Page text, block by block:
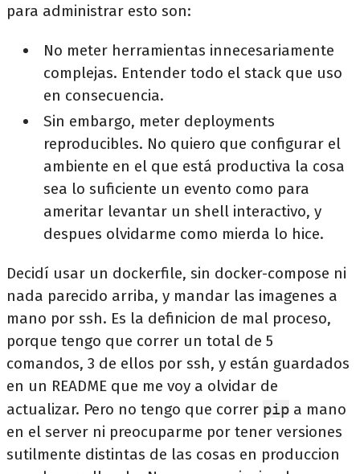
para administrar esto son:
No meter herramientas innecesariamente
complejas. Entender todo el stack que uso
en consecuencia.
Sin embargo, meter deployments
reproducibles. No quiero que configurar el
ambiente en el que está productiva la cosa
sea lo suficiente un evento como para
ameritar levantar un shell interactivo, y
despues olvidarme como mierda lo hice.
Decidí usar un dockerfile, sin docker-compose ni
nada parecido arriba, y mandar las imagenes a
mano por ssh. Es la definicion de mal proceso,
porque tengo que correr un total de 5
comandos, 3 de ellos por ssh, y están guardados
en un README que me voy a olvidar de
actualizar. Pero no tengo que correr pip a mano
en el server ni preocuparme por tener versiones
sutilmente distintas de las cosas en produccion